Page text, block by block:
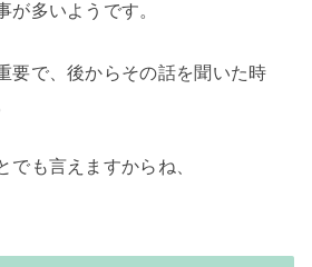
が多いようです。
要で、後からその話を聞いた時
でも言えますからね、